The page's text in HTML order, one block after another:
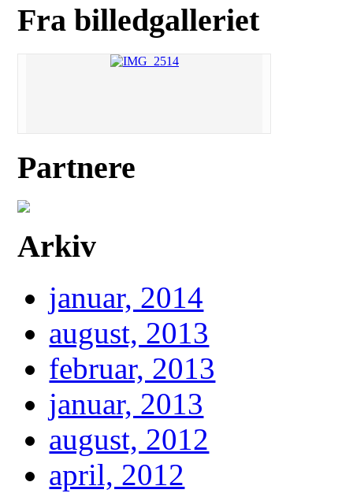
Fra billedgalleriet
Partnere
Arkiv
januar, 2014
august, 2013
februar, 2013
januar, 2013
august, 2012
april, 2012